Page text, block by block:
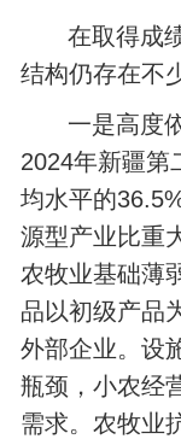
在取得成
结构仍存在不
一是高度
2024年新疆第
均水平的
源型产业比重
农牧业基础薄
品以初级产品
外部企业。设
瓶颈，小农经
需求。农牧业